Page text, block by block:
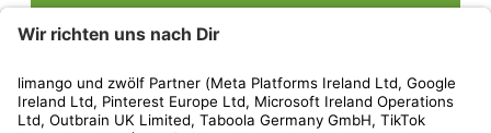
Weiter